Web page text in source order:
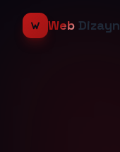
Web Dizayn